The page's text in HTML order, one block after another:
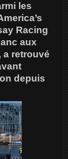
les
Racing
aux
a retrouvé
depuis